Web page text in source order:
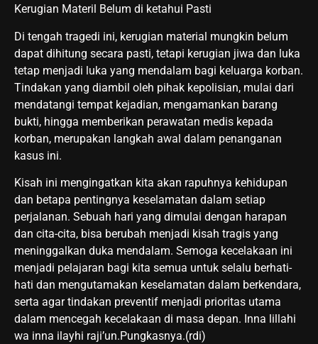
Kerugian Materil Belum di ketahui Pasti
Di tengah tragedi ini, kerugian material mungkin belum
dapat dihitung secara pasti, tetapi kerugian jiwa dan luka
tetap menjadi luka yang mendalam bagi keluarga korban.
Tindakan yang diambil oleh pihak kepolisian, mulai dari
mendatangi tempat kejadian, mengamankan barang
bukti, hingga memberikan perawatan medis kepada
korban, merupakan langkah awal dalam penanganan
kasus ini.
Kisah ini mengingatkan kita akan rapuhnya kehidupan
dan betapa pentingnya keselamatan dalam setiap
perjalanan. Sebuah hari yang dimulai dengan harapan
dan cita-cita, bisa berubah menjadi kisah tragis yang
meninggalkan duka mendalam. Semoga kecelakaan ini
menjadi pelajaran bagi kita semua untuk selalu berhati-
hati dan mengutamakan keselamatan dalam berkendara,
serta agar tindakan preventif menjadi prioritas utama
dalam mencegah kecelakaan di masa depan. Inna lillahi
wa inna ilayhi raji’un.Pungkasnya.(rdi)